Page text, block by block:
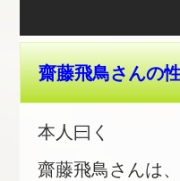
齋藤飛鳥さんの
本人曰く
齋藤飛鳥さんは